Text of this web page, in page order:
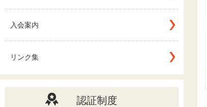
入会案内
リンク集
認証制度